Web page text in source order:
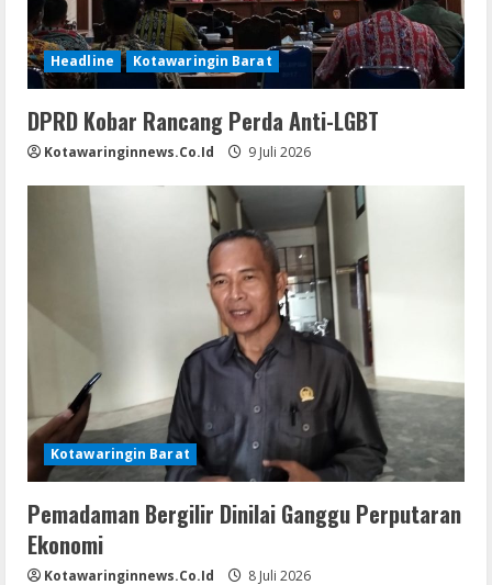
Headline Kotawaringin Barat
DPRD Kobar Rancang Perda Anti-LGBT
Kotawaringinnews.co.id 9 Juli 2026
Kotawaringin Barat
Pemadaman Bergilir Dinilai Ganggu Perputaran
Ekonomi
Kotawaringinnews.co.id 8 Juli 2026